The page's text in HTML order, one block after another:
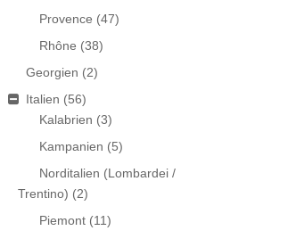
Provence (47)
Rhône (38)
Georgien (2)
Italien (56)
Kalabrien (3)
Kampanien (5)
Norditalien (Lombardei /
Trentino) (2)
Piemont (11)